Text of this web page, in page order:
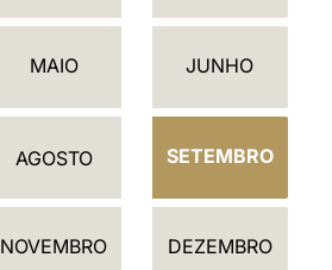
MAIO JUNHO
AGOSTO SETEMBRO
NOVEMBRO DEZEMBRO